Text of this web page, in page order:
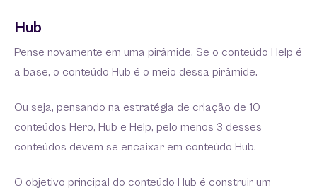
Hub
Pense novamente em uma pirâmide. Se o conteúdo Help é
a base, o conteúdo Hub é o meio dessa pirâmide.
Ou seja, pensando na estratégia de criação de 10
conteúdos Hero, Hub e Help, pelo menos 3 desses
conteúdos devem se encaixar em conteúdo Hub.
O objetivo principal do conteúdo Hub é construir um